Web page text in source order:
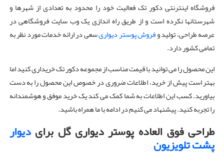
فروشگاه اینترنتی دکور تک فعالیت خود را محدود به تعدادی از شهرها و
شهرستانها نکرده است و از طریق راه اندازی یک وب سایت فروشگاهی در
عرصه طراحی، تولید وفروش پوستر دیواریسعی در ارائه خدمات مورد نظر به
تمامی کشور دارد.
این محصول را می توانید با قیمت مناسب از مجموعه دکور تک خریداری کنید اما
بهتر است پیش از خرید، اطلاعات ضروری در خصوص این محصول را به دست
بیاورید. کسب این اطلاعات به شما کمک می کند یک خرید موفق و هوشمندانه
را تجربه کنید. پیشنهاد می کنیم در ادامه با ما همراه باشید.
طراحی فوق العاده پوستر دیواری گل برایدیوار
پشت تلویزیون